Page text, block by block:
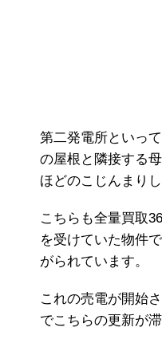
第二発電所といっ
の屋根と隣接する
ほどのこじんまり
こちらも全量買取
を受けていた物件
がられています。
これの売電が開始
でこちらの更新が